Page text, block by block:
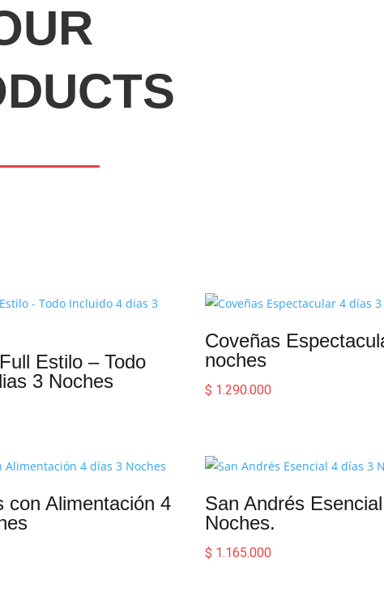
Estilo – Todo
3 Noches
Coveñas
noches
$ 1.290.000
con Alimentación 4
San Andrés
Noches.
$ 1.165.000